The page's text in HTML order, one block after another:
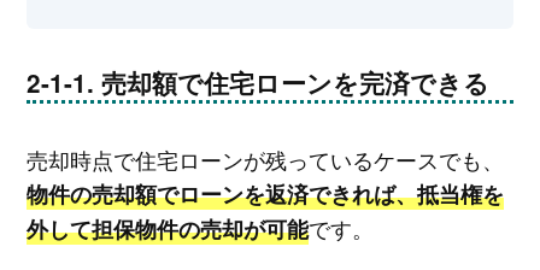
売却額で住宅ローンを完済できる
売却時点で住宅ローンが残っているケースでも、
物件の売却額でローンを返済できれば、抵当権を
外して担保物件の売却が可能です。